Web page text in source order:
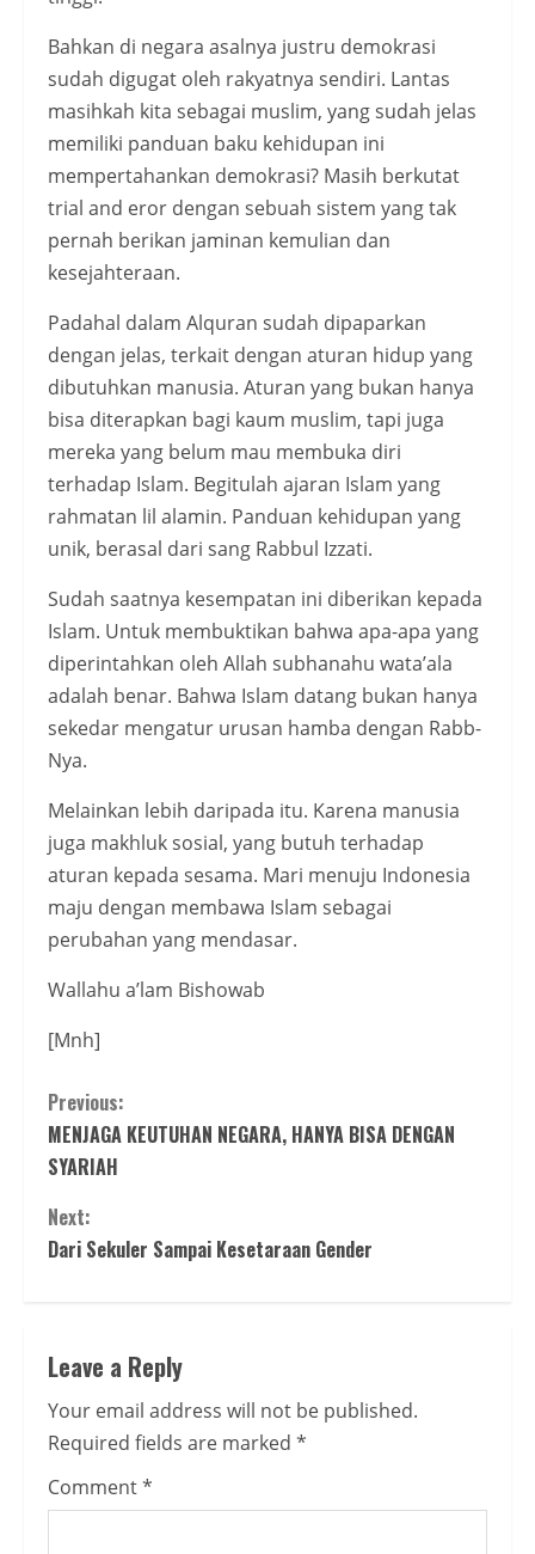
Bahkan di negara asalnya justru demokrasi
sudah digugat oleh rakyatnya sendiri. Lantas
masihkah kita sebagai muslim, yang sudah jelas
memiliki panduan baku kehidupan ini
mempertahankan demokrasi? Masih berkutat
trial and eror dengan sebuah sistem yang tak
pernah berikan jaminan kemulian dan
kesejahteraan.
Padahal dalam Alquran sudah dipaparkan
dengan jelas, terkait dengan aturan hidup yang
dibutuhkan manusia. Aturan yang bukan hanya
bisa diterapkan bagi kaum muslim, tapi juga
mereka yang belum mau membuka diri
terhadap Islam. Begitulah ajaran Islam yang
rahmatan lil alamin. Panduan kehidupan yang
unik, berasal dari sang Rabbul Izzati.
Sudah saatnya kesempatan ini diberikan kepada
Islam. Untuk membuktikan bahwa apa-apa yang
diperintahkan oleh Allah subhanahu wata’ala
adalah benar. Bahwa Islam datang bukan hanya
sekedar mengatur urusan hamba dengan Rabb-
Nya.
Melainkan lebih daripada itu. Karena manusia
juga makhluk sosial, yang butuh terhadap
aturan kepada sesama. Mari menuju Indonesia
maju dengan membawa Islam sebagai
perubahan yang mendasar.
Wallahu a’lam Bishowab
[Mnh]
Continue
Reading
Previous:
MENJAGA KEUTUHAN NEGARA, HANYA BISA DENGAN
SYARIAH
Next:
Dari Sekuler Sampai Kesetaraan Gender
Leave a Reply
Your email address will not be published.
Required fields are marked *
Comment*